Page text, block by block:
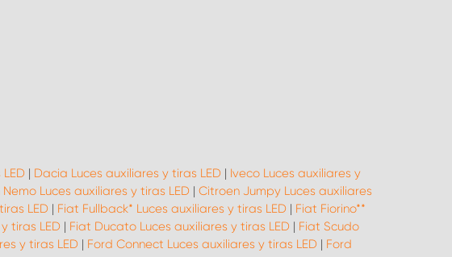
| Dacia Luces auxiliares y tiras LED | Iveco Luces auxiliares y
Luces auxiliares y tiras LED | Citroen Jumpy Luces auxiliares
LED| Fiat Fullback* Luces auxiliares y tiras LED| Fiat Fiorino**
tiras LED | Fiat Ducato Luces auxiliares y tiras LED | Fiat Scudo
y tiras LED | Ford Connect Luces auxiliares y tiras LED | Ford